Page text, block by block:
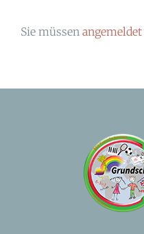
Sie müssen angemeldet